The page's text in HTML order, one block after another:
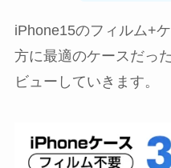
iPhone15のフィルム+
方に最適のケースだっ
ビューしていきます。